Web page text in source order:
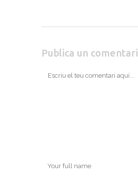
Publica un comentari